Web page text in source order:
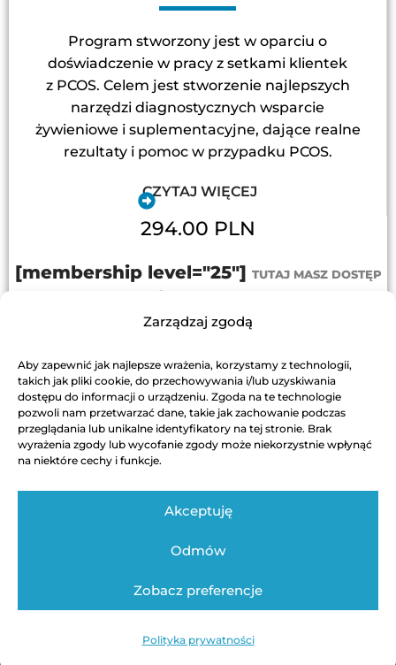
Zarządzaj zgodą
Aby zapewnić jak najlepsze wrażenia, korzystamy z technologii,
takich jak pliki cookie, do przechowywania i/lub uzyskiwania
dostępu do informacji o urządzeniu. Zgoda na te technologie
pozwoli nam przetwarzać dane, takie jak zachowanie podczas
przeglądania lub unikalne identyfikatory na tej stronie. Brak
wyrażenia zgody lub wycofanie zgody może niekorzystnie wpłynąć
na niektóre cechy i funkcje.
Akceptuję
Odmów
Zobacz preferencje
Polityka prywatności
Program stworzony jest w oparciu o
doświadczenie w pracy z setkami klientek
z PCOS. Celem jest stworzenie najlepszych
narzędzi diagnostycznych wsparcie
żywieniowe i suplementacyjne, dające realne
rezultaty i pomoc w przypadku PCOS.
CZYTAJ WIĘCEJ
294.00 PLN
[membership level="25"] TUTAJ MASZ DOSTĘP
[/membership]
DODAJ DO KOSZYKA
Autor strony: Swinickiwsieci / Bartosz Świnicki